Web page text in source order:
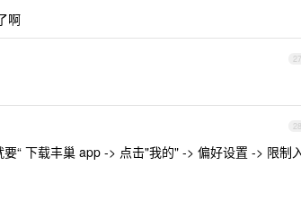
啊
27
28
“ 下载丰巢 app -> 点击"我的" -> 偏好设置 -> 限制